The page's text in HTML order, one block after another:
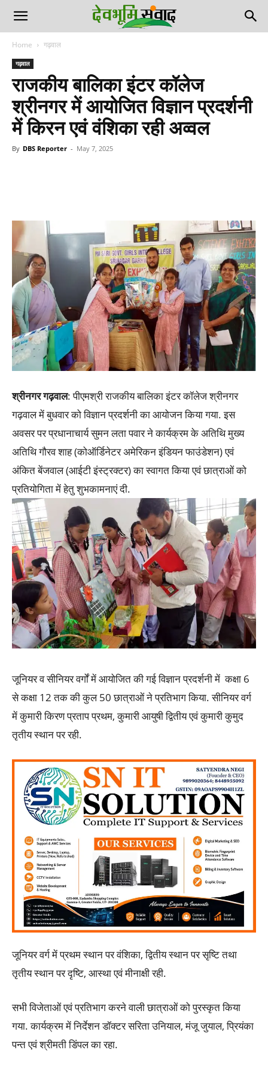
Home गढ़वाल
गढ़वाल
राजकीय बालिका इंटर कॉलेज
श्रीनगर में आयोजित विज्ञान प्रदर्शनी
में किरन एवं वंशिका रही अव्वल
By DBS Reporter - May 7, 2025
श्रीनगर गढ़वाल: पीएमश्री राजकीय बालिका इंटर कॉलेज श्रीनगर
गढ़वाल में बुधवार को विज्ञान प्रदर्शनी का आयोजन किया गया. इस
अवसर पर प्रधानाचार्य सुमन लता पवार ने कार्यक्रम के अतिथि मुख्य
अतिथि गौरव शाह (कोऑर्डिनेटर अमेरिकन इंडियन फाउंडेशन) एवं
अंकित बेंजवाल (आईटी इंस्ट्रक्टर) का स्वागत किया एवं छात्राओं को
प्रतियोगिता में हेतु शुभकामनाएं दी.
जूनियर व सीनियर वर्गों में आयोजित की गई विज्ञान प्रदर्शनी में कक्षा 6
से कक्षा 12 तक की कुल 50 छात्राओं ने प्रतिभाग किया. सीनियर वर्ग
में कुमारी किरण प्रताप प्रथम, कुमारी आयुषी द्वितीय एवं कुमारी कुमुद
तृतीय स्थान पर रही.
जूनियर वर्ग में प्रथम स्थान पर वंशिका, द्वितीय स्थान पर सृष्टि तथा
तृतीय स्थान पर दृष्टि, आस्था एवं मीनाक्षी रही.
सभी विजेताओं एवं प्रतिभाग करने वाली छात्राओं को पुरस्कृत किया
गया. कार्यक्रम में निर्देशन डॉक्टर सरिता उनियाल, मंजू जुयाल, प्रियंका
पन्त एवं श्रीमती डिंपल का रहा.